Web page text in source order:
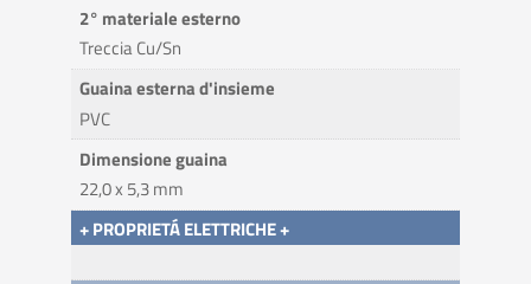
2° materiale esterno
Treccia Cu/Sn
Guaina esterna d'insieme
PVC
Dimensione guaina
22,0 x 5,3 mm
+ PROPRIETÁ ELETTRICHE +